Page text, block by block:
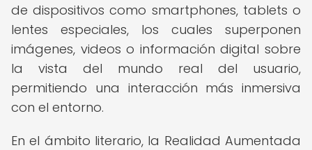
de dispositivos como smartphones, tablets o
lentes especiales, los cuales superponen
imágenes, videos o información digital sobre
la vista del mundo real del usuario,
permitiendo una interacción más inmersiva
con el entorno.
En el ámbito literario, la Realidad Aumentada